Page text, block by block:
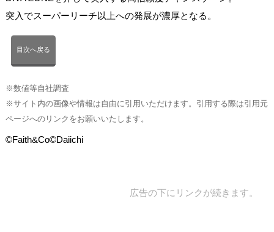
突入でスーパーリーチ以上への発展が濃厚となる。
目次へ戻る
※数値等自社調査
※サイト内の画像や情報は自由に引用いただけます。引用する際は引用元
ページへのリンクをお願いいたします。
©Faith&Co©Daiichi
広告の下にリンクが続きます。